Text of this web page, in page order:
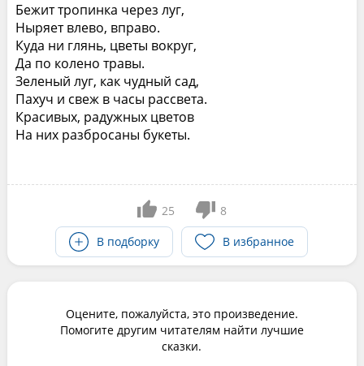
Бежит тропинка через луг,
Ныряет влево, вправо.
Куда ни глянь, цветы вокруг,
Да по колено травы.
Зеленый луг, как чудный сад,
Пахуч и свеж в часы рассвета.
Красивых, радужных цветов
На них разбросаны букеты.
25
8
В подборку
В избранное
Оцените, пожалуйста, это произведение.
Помогите другим читателям найти лучшие
сказки.